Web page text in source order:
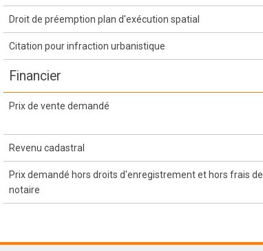
Droit de préemption plan d'exécution spatial
Citation pour infraction urbanistique
Financier
Prix de vente demandé
Revenu cadastral
Prix demandé hors droits d'enregistrement et hors frais de
notaire